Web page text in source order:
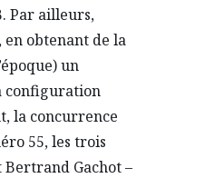
Par ailleurs,
obtenant de la
un
configuration
la concurrence
55, les trois
Gachot –